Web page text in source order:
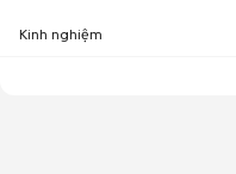
Kinh nghiệm